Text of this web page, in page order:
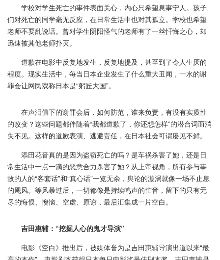
学校对学生死亡的事件表面关心，内心只希望息事宁人。孩子
们对死亡的同学毫无反应，在日常生活中也对其孤立。学校也希望
老师不要乱说话。曾对学生阴阳怪气的老师有了一丝忏悔之心，却
迅速被其他老师扑灭。
道歉在电影中反复地发生，反复地提及，甚至到了令人生厌的
程度。现实生活中，每当日本企业发生了什么重大丑闻，一水的谢
罪会让网民戏称日本是“躬匠大国”。
在声泪俱下的谢罪会后，如何防范，谁来负责，有没有实质性
的改变？这些问题都伴随着“我都道歉了，你还想怎样”的潜台词而消
失不见。这样的道歉表演、逃避责任，在日本社会可谓屡见不鲜。
添田花音真的是因为盗窃死亡的吗？是车祸杀害了她，还是日
常生活中一点一滴的恶意合力杀害了她？从上帝视角，所有参与事
故的人的“客套话”和“真心话”一览无余，舆论的漩涡就像一场不止息
的飓风。等风暴过后，一切都像是持续鸣声的忙音，留下的只有无
尽的悔恨、懊恼、空虚、原谅，最后汇集成一片空白。
吉田惠辅：“挖掘人心的鬼才导演”
电影《空白》推出后，被媒体誉为是吉田惠辅导演出道以来“最